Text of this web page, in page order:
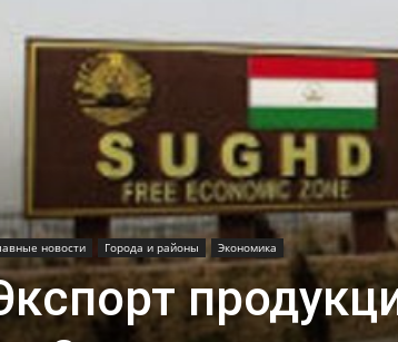
новости Города и районы Экономика